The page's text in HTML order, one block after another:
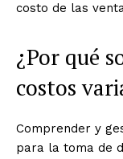
costo de las
¿Por qué
costos
Comprender y
para la toma de